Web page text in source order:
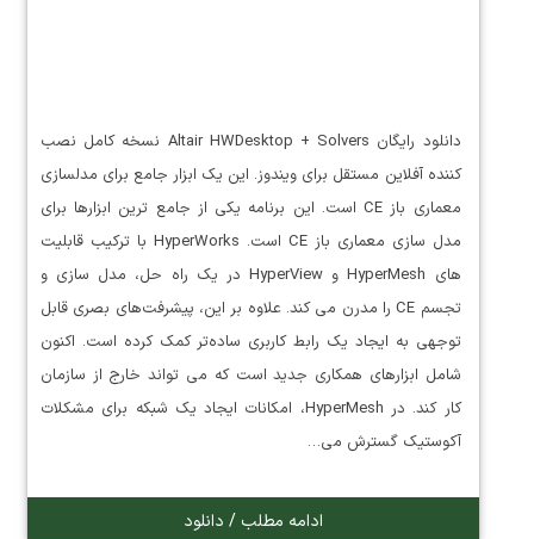
دانلود رایگان Altair HWDesktop + Solvers نسخه کامل نصب
کننده آفلاین مستقل برای ویندوز. این یک ابزار جامع برای مدلسازی
معماری باز CE است. این برنامه یکی از جامع ترین ابزارها برای
مدل سازی معماری باز CE است. HyperWorks با ترکیب قابلیت
های HyperMesh و HyperView در یک راه حل، مدل سازی و
تجسم CE را مدرن می کند. علاوه بر این، پیشرفت‌های بصری قابل
توجهی به ایجاد یک رابط کاربری ساده‌تر کمک کرده است. اکنون
شامل ابزارهای همکاری جدید است که می تواند خارج از سازمان
کار کند. در HyperMesh، امکانات ایجاد یک شبکه برای مشکلات
آکوستیک گسترش می…
ادامه مطلب / دانلود